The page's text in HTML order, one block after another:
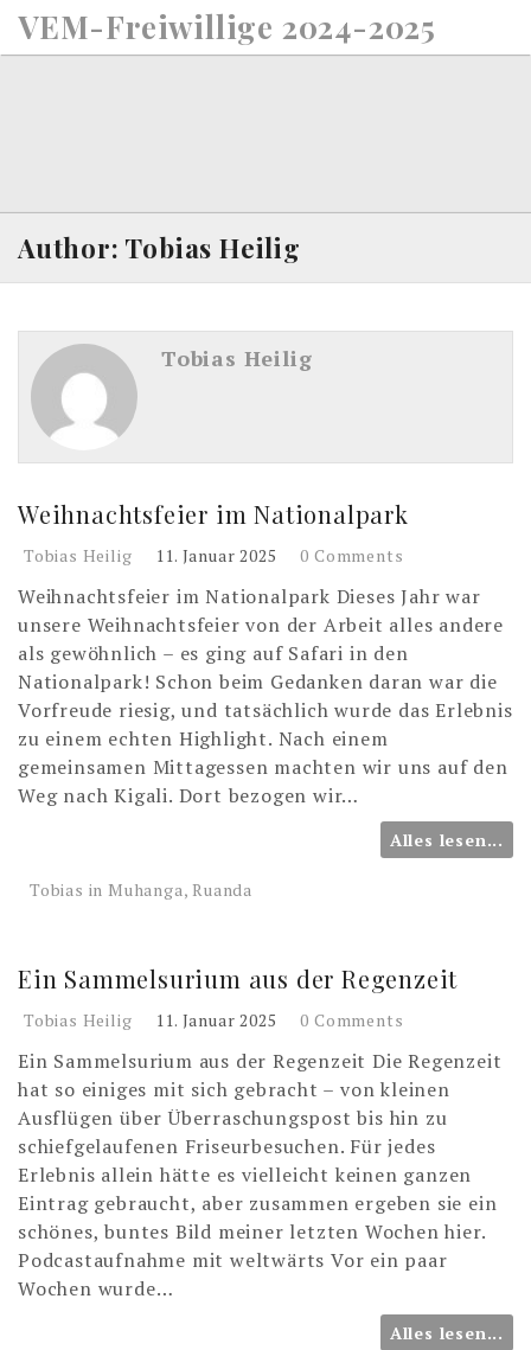
o
VEM-Freiwillige 2024-2025
Author: Tobias Heilig
Tobias Heilig
Weihnachtsfeier im Nationalpark
Tobias Heilig 11. Januar 2025 0 Comments
Weihnachtsfeier im Nationalpark Dieses Jahr war
unsere Weihnachtsfeier von der Arbeit alles andere
als gewöhnlich – es ging auf Safari in den
Nationalpark! Schon beim Gedanken daran war die
Vorfreude riesig, und tatsächlich wurde das Erlebnis
zu einem echten Highlight. Nach einem
gemeinsamen Mittagessen machten wir uns auf den
Weg nach Kigali. Dort bezogen wir…
Alles lesen...
Tobias in Muhanga, Ruanda
Ein Sammelsurium aus der Regenzeit
Tobias Heilig 11. Januar 2025 0 Comments
Ein Sammelsurium aus der Regenzeit Die Regenzeit
hat so einiges mit sich gebracht – von kleinen
Ausflügen über Überraschungspost bis hin zu
schiefgelaufenen Friseurbesuchen. Für jedes
Erlebnis allein hätte es vielleicht keinen ganzen
Eintrag gebraucht, aber zusammen ergeben sie ein
schönes, buntes Bild meiner letzten Wochen hier.
Podcastaufnahme mit weltwärts Vor ein paar
Wochen wurde…
Alles lesen...